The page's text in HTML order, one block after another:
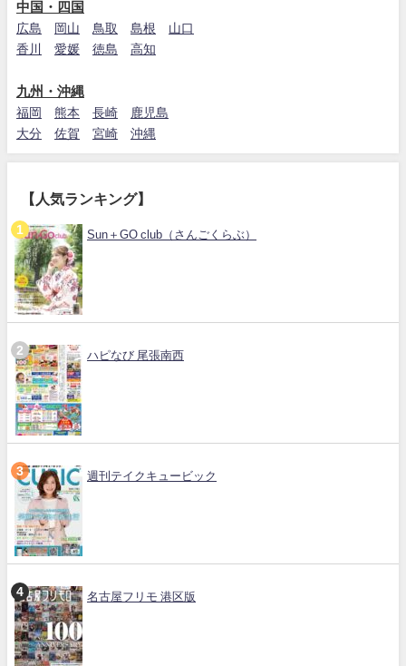
中国・四国
広島 岡山 鳥取 島根
山口
香川
愛媛 徳島 高知
九州・沖縄
福岡 熊本 長崎
鹿児島
大分
佐賀 宮崎 沖縄
【人気ランキング】
Sun＋GO club（さんごくらぶ）
ハピなび 尾張南西
週刊テイクキュービック
名古屋フリモ 港区版